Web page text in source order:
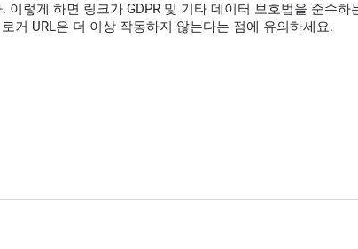
렇게 하면 링크가 GDPR 및 기타 데이터 보호법을 준수하
거 URL은 더 이상 작동하지 않는다는 점에 유의하세요.